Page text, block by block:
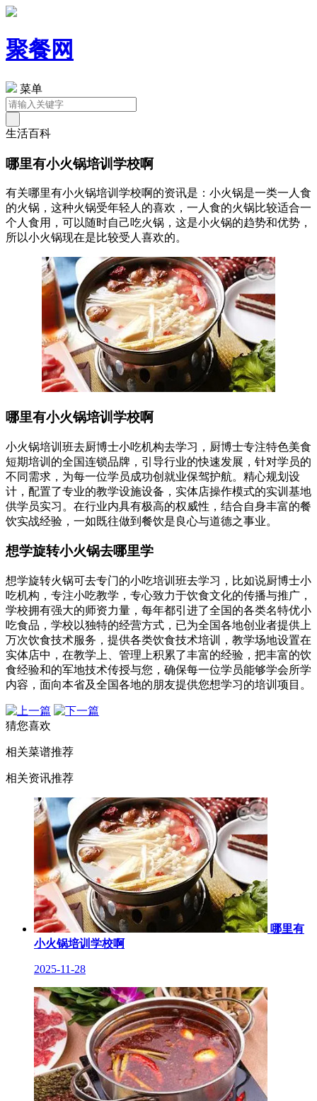
聚餐网
菜单
生活百科
哪里有小火锅培训学校啊
有关哪里有小火锅培训学校啊的资讯是：小火锅是一类一人食
的火锅，这种火锅受年轻人的喜欢，一人食的火锅比较适合一
个人食用，可以随时自己吃火锅，这是小火锅的趋势和优势，
所以小火锅现在是比较受人喜欢的。
哪里有小火锅培训学校啊
小火锅培训班去厨博士小吃机构去学习，厨博士专注特色美食
短期培训的全国连锁品牌，引导行业的快速发展，针对学员的
不同需求，为每一位学员成功创就业保驾护航。精心规划设
计，配置了专业的教学设施设备，实体店操作模式的实训基地
供学员实习。在行业内具有极高的权威性，结合自身丰富的餐
饮实战经验，一如既往做到餐饮是良心与道德之事业。
想学旋转小火锅去哪里学
想学旋转火锅可去专门的小吃培训班去学习，比如说厨博士小
吃机构，专注小吃教学，专心致力于饮食文化的传播与推广，
学校拥有强大的师资力量，每年都引进了全国的各类名特优小
吃食品，学校以独特的经营方式，已为全国各地创业者提供上
万次饮食技术服务，提供各类饮食技术培训，教学场地设置在
实体店中，在教学上、管理上积累了丰富的经验，把丰富的饮
食经验和的军地技术传授与您，确保每一位学员能够学会所学
内容，面向本省及全国各地的朋友提供您想学习的培训项目。
猜您喜欢
相关菜谱推荐
相关资讯推荐
哪里有
小火锅培训学校啊
2025-11-28